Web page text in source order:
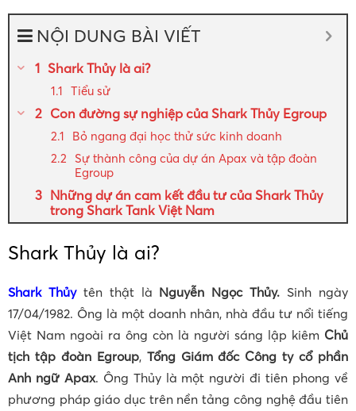
NỘI DUNG BÀI VIẾT
Shark Thủy là ai?
Tiểu sử
Con đường sự nghiệp của Shark Thủy Egroup
Bỏ ngang đại học thử sức kinh doanh
Sự thành công của dự án Apax và tập đoàn
Egroup
Những dự án cam kết đầu tư của Shark Thủy
trong Shark Tank Việt Nam
Shark Thủy là ai?
Shark Thủytên thật là Nguyễn Ngọc Thủy. Sinh ngày
17/04/1982. Ông là một doanh nhân, nhà đầu tư nổi tiếng
Việt Nam ngoài ra ông còn là người sáng lập kiêm Chủ
tịch tập đoàn Egroup, Tổng Giám đốc Công ty cổ phần
Anh ngữ Apax. Ông Thủy là một người đi tiên phong về
phương pháp giáo dục trên nền tảng công nghệ đầu tiên